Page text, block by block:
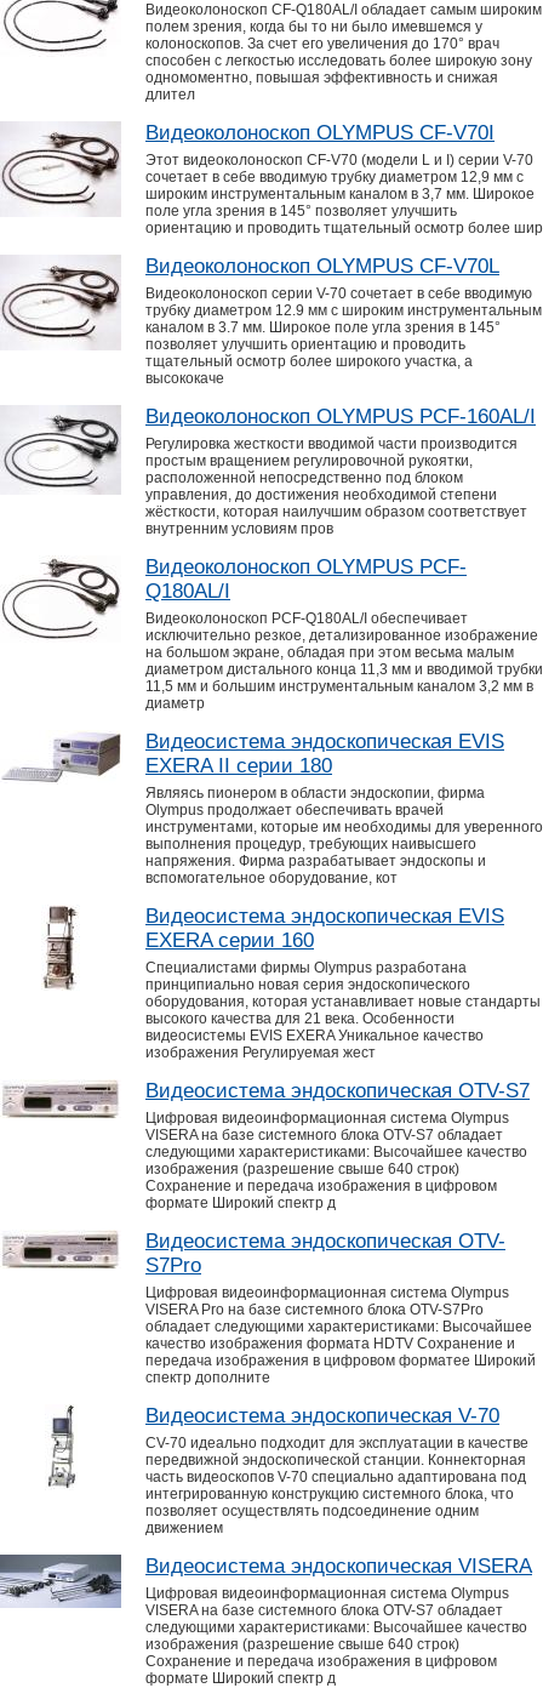
Видеоколоноскоп CF-Q180AL/I обладает самым широким
полем зрения, когда бы то ни было имевшемся у
колоноскопов. За счет его увеличения до 170° врач
способен с легкостью исследовать более широкую зону
одномоментно, повышая эффективность и снижая
длител
Видеоколоноскоп OLYMPUS CF-V70I
Этот видеоколоноскоп CF-V70 (модели L и I) серии V-70
сочетает в себе вводимую трубку диаметром 12,9 мм с
широким инструментальным каналом в 3,7 мм. Широкое
поле угла зрения в 145° позволяет улучшить
ориентацию и проводить тщательный осмотр более шир
Видеоколоноскоп OLYMPUS CF-V70L
Видеоколоноскоп серии V-70 сочетает в себе вводимую
трубку диаметром 12.9 мм с широким инструментальным
каналом в 3.7 мм. Широкое поле угла зрения в 145°
позволяет улучшить ориентацию и проводить
тщательный осмотр более широкого участка, а
высококаче
Видеоколоноскоп OLYMPUS PCF-160AL/I
Регулировка жесткости вводимой части производится
простым вращением регулировочной рукоятки,
расположенной непосредственно под блоком
управления, до достижения необходимой степени
жёсткости, которая наилучшим образом соответствует
внутренним условиям пров
Видеоколоноскоп OLYMPUS PCF-
Q180AL/I
Видеоколоноскоп PCF-Q180AL/I обеспечивает
исключительно резкое, детализированное изображение
на большом экране, обладая при этом весьма малым
диаметром дистального конца 11,3 мм и вводимой трубки
11,5 мм и большим инструментальным каналом 3,2 мм в
диаметр
Видеосистема эндоскопическая EVIS
EXERA II серии 180
Являясь пионером в области эндоскопии, фирма
Olympus продолжает обеспечивать врачей
инструментами, которые им необходимы для уверенного
выполнения процедур, требующих наивысшего
напряжения. Фирма разрабатывает эндоскопы и
вспомогательное оборудование, кот
Видеосистема эндоскопическая EVIS
EXERA серии 160
Специалистами фирмы Olympus разработана
принципиально новая серия эндоскопического
оборудования, которая устанавливает новые стандарты
высокого качества для 21 века. Особенности
видеосистемы EVIS EXERA Уникальное качество
изображения Регулируемая жест
Видеосистема эндоскопическая OTV-S7
Цифровая видеоинформационная система Olympus
VISERA на базе системного блока OTV-S7 обладает
следующими характеристиками: Высочайшее качество
изображения (разрешение свыше 640 строк)
Сохранение и передача изображения в цифровом
формате Широкий спектр д
Видеосистема эндоскопическая OTV-
S7Pro
Цифровая видеоинформационная система Olympus
VISERA Pro на базе системного блока OTV-S7Pro
обладает следующими характеристиками: Высочайшее
качество изображения формата HDTV Сохранение и
передача изображения в цифровом форматее Широкий
спектр дополните
Видеосистема эндоскопическая V-70
CV-70 идеально подходит для эксплуатации в качестве
передвижной эндоскопической станции. Коннекторная
часть видеоскопов V-70 cпециально адаптирована под
интегрированную конструкцию системного блока, что
позволяет осуществлять подсоединение одним
движением
Видеосистема эндоскопическая VISERA
Цифровая видеоинформационная система Olympus
VISERA на базе системного блока OTV-S7 обладает
следующими характеристиками: Высочайшее качество
изображения (разрешение свыше 640 строк)
Сохранение и передача изображения в цифровом
формате Широкий спектр д